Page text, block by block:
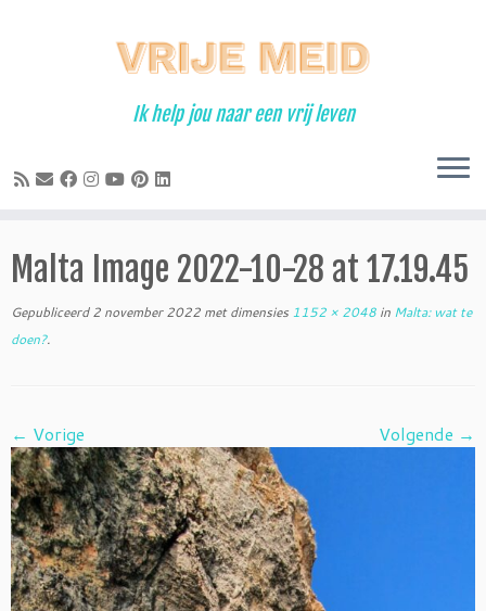
Ik help jou naar een vrij leven
Malta Image 2022-10-28 at 17.19.45
Gepubliceerd 2 november 2022 met dimensies 1152 × 2048 in Malta: wat te
doen?.
← Vorige Volgende →